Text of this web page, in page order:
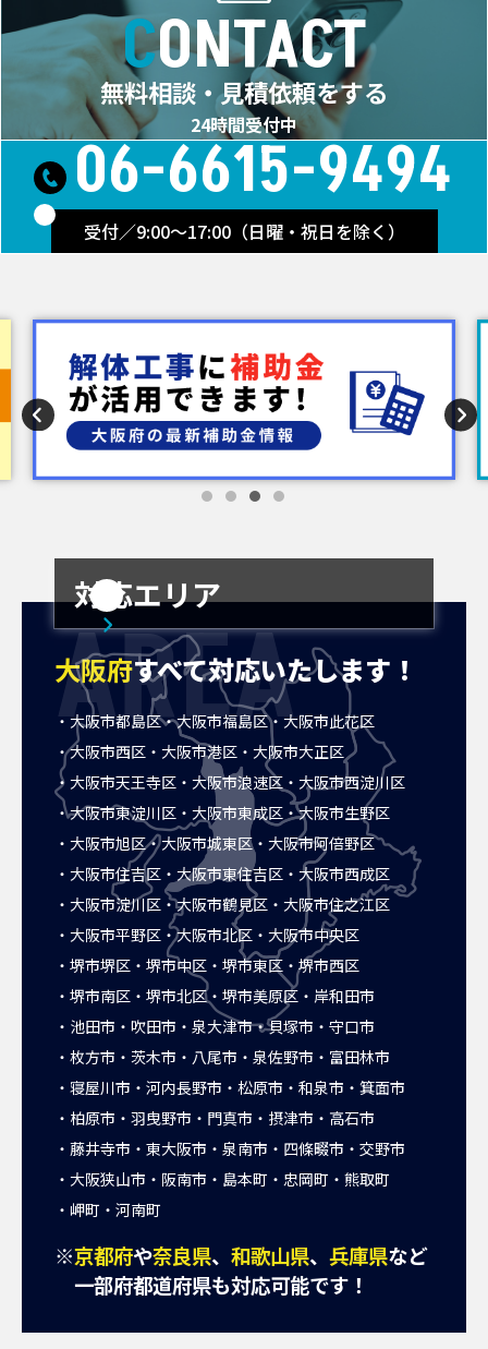
CONTACT
無料相談・見積依頼をする
24時間受付中
06-6615-9494
受付／9:00～17:00（日曜・祝日を除く）
対応エリア
AREA
大阪府すべて対応いたします！
大阪市都島区 大阪市福島区
大阪市此花区
大阪市西区
大阪市港区
大阪市大正区
大阪市天王寺区
大阪市浪速区
大阪市西淀川区
大阪市東淀川区
大阪市東成区
大阪市生野区
大阪市旭区
大阪市城東区
大阪市阿倍野区
大阪市住吉区
大阪市東住吉区
大阪市西成区
大阪市淀川区
大阪市鶴見区
大阪市住之江区
大阪市平野区
大阪市北区
大阪市中央区
堺市堺区
堺市中区 堺市東区
堺市西区
堺市南区
堺市北区 堺市美原区
岸和田市
池田市
吹田市 泉大津市 貝塚市
守口市
枚方市
茨木市 八尾市 泉佐野市
富田林市
寝屋川市
河内長野市 松原市 和泉市
箕面市
柏原市
羽曳野市 門真市 摂津市
高石市
藤井寺市
東大阪市 泉南市 四條畷市
交野市
大阪狭山市
阪南市 島本町 忠岡町
熊取町
岬町
河南町
※京都府や奈良県、 和歌山県、 兵庫県など
一部府都道府県も対応可能です！